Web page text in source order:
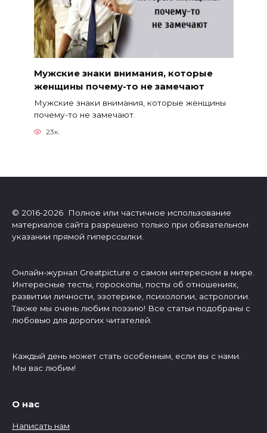
Мужские знаки внимания, которые
женщины почему-то не замечают
Мужские знаки внимания, которые женщины
почему-то не замечают.
23к.
© 2016-2026 Полное или частичное использование
материалов сайта разрешено только при обязательном
указании прямой гиперссылки.
Онлайн-журнал Greatpicture о самом интересном в мире.
Интересные тесты, гороскопы, посты об отношениях,
развитии личности, эзотерике, психологии, астрологии.
Также мы очень любим поэзию! Все статьи подобраны с
любовью для дорогих читателей.
Каждый день может стать особенным, если вы с нами.
Мы вас любим!
О нас
Написать нам